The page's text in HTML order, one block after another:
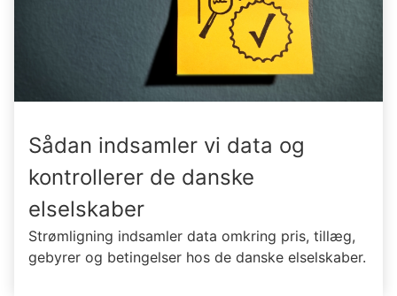
Sådan indsamler vi data og
kontrollerer de danske
elselskaber
Strømligning indsamler data omkring pris, tillæg,
gebyrer og betingelser hos de danske elselskaber.